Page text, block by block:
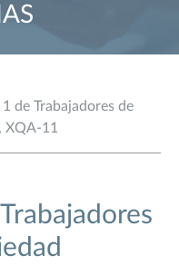
de Trabajadores de
XQA-11